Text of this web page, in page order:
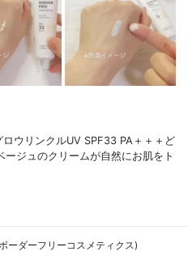
ウリンクルUV SPF33 PA＋＋＋ど
ジュのクリームが自然にお肌をト
ーダーフリーコスメティクス)